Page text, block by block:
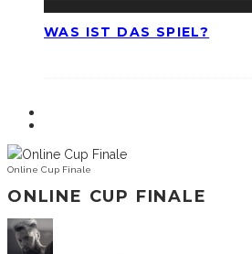
WAS IST DAS SPIEL?
Online Cup Finale
ONLINE CUP FINALE